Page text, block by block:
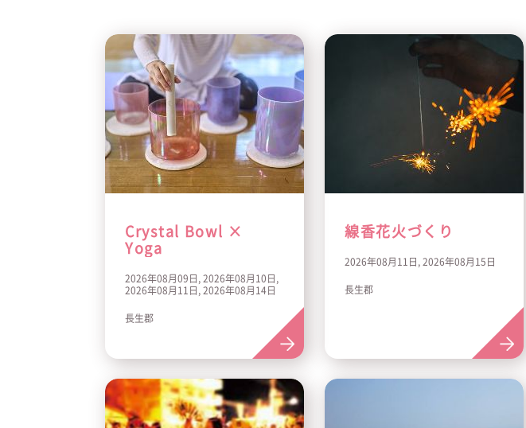
Crystal Bowl ×
Yoga
2026年08月09日, 2026年08月10日,
2026年08月11日, 2026年08月14日
長生郡
線香花火づくり
2026年08月11日, 2026年08月15日
長生郡